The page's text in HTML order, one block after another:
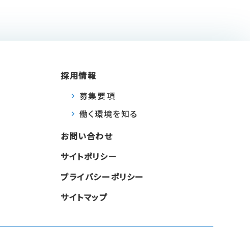
採用情報
募集要項
働く環境を知る
お問い合わせ
サイトポリシー
プライバシーポリシー
サイトマップ